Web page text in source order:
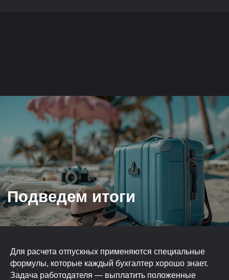
Для расчета отпускных применяются специальные
формулы, которые каждый бухгалтер хорошо знает.
Задача работодателя — выплатить положенные